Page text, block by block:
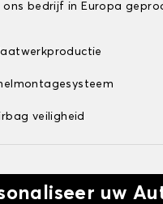
ons bedrijf in Europa
veiligheid
uw